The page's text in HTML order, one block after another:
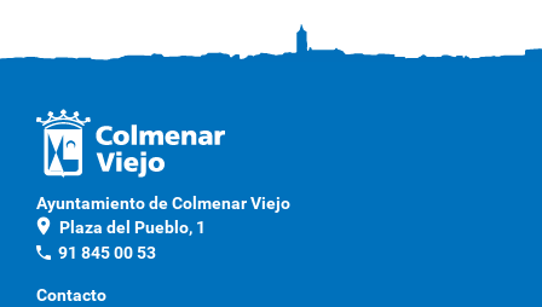
Ayuntamiento de Colmenar Viejo
location_on Plaza del Pueblo, 1
phone 91 845 00 53
Contacto